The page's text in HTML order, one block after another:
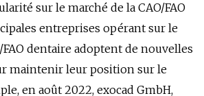
sur le marché de la CAO/FAO
entreprises opérant sur le
FAO dentaire adoptent de nouvelles
maintenir leur position sur le
en août 2022, exocad GmbH,